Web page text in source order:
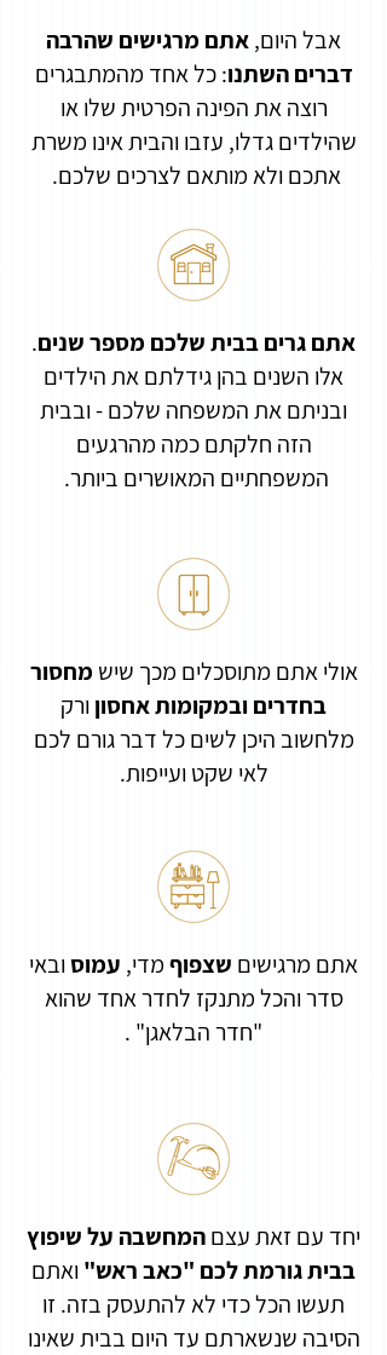
אבל היום,אתם מרגישים שהרבה
דברים השתנו: כל אחד מהמתבגרים
רוצה את הפינה הפרטית שלו או
שהילדים גדלו, עזבו והבית אינו משרת
אתכם ולא מותאם לצרכים שלכם.
אתם גרים בבית שלכם מספר שנים.
אלו השנים בהן גידלתם את הילדים
ובניתם את המשפחה שלכם - ובבית
הזה חלקתם כמה מהרגעים
המשפחתיים המאושרים ביותר.
אולי אתם מתוסכלים מכך שיש מחסור
בחדרים ובמקומות אחסוןורק
מלחשוב היכן לשים כל דבר גורם לכם
לאי שקט ועייפות.
אתם מרגישים שצפוףמדי, עמוסובאי
סדר והכל מתנקז לחדר אחד שהוא
"חדר הבלאגן" .
יחד עם זאת עצםהמחשבה על שיפוץ
בבית גורמת לכם "כאב ראש"ואתם
תעשו הכל כדי לא להתעסק בזה. זו
הסיבה שנשארתם עד היום בבית שאינו